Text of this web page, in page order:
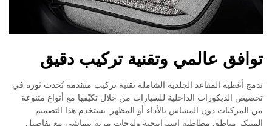
توافق عالمي وتقنية تركيب دقيق
تدمج أغطية المقاعد الجلدية الشاملة تقنية تركيب متقدمة تُحدث ثورة في
تخصيص الديكورات الداخلية للسيارات من خلال تكيّفها مع أنواع متنوعة
من المركبات دون المساس بالأداء أو المظهر. يستخدم هذا التصميم
المبتكر مناطق مطاطية استراتيجية ولوحات مرنة تتماشى مع تفاصيل